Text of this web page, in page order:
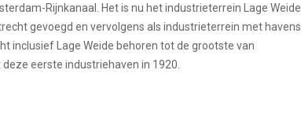
Rijnkanaal. Het is nu het industrieterrein Lage Weide.
gevoegd en vervolgens als industrieterrein met havens
inclusief Lage Weide behoren tot de grootste van
eerste industriehaven in 1920.